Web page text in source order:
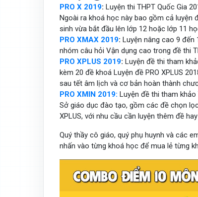
PRO X 2019: Luyện thi THPT Quốc Gia
Ngoài ra khoá học này bao gồm cả luyện
sinh vừa bắt đầu lên lớp 12 hoặc lớp 11
PRO XMAX 2019: Luyện nâng cao 9 đến
nhóm câu hỏi Vận dụng cao trong đề thi
PRO XPLUS 2019: Luyện đề thi tham
kèm 20 đề khoá Luyện đề PRO XPLUS
sau tết âm lịch và cơ bản hoàn thành
PRO XMIN 2019: Luyện đề thi tham
Sở giáo dục đào tạo, gồm các đề chọn
XPLUS, với nhu cầu cần luyện thêm đề
Quý thầy cô giáo, quý phụ huynh và các
nhấn vào từng khoá học để mua lẻ từng